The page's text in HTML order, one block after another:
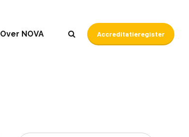
Accreditatieregister
Over NOVA